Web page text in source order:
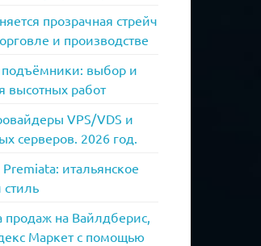
прозрачная стрейч
и производстве
выбор и
высотных работ
VPS/VDS и
серверов. 2026 год.
итальянское
стиль
продаж на Вайлдберис,
Маркет с помощью